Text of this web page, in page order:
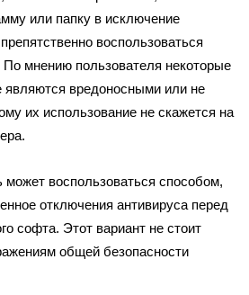
или папку в исключение
воспользоваться
мнению пользователя некоторые
вредоносными или не
их использование не скажется на
может воспользоваться способом,
отключения антивируса перед
софта. Этот вариант не стоит
общей безопасности